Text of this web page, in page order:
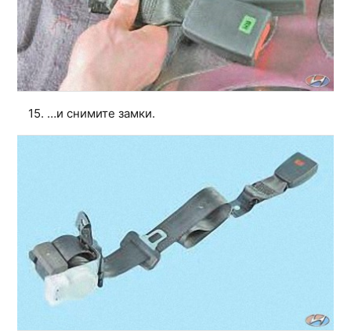
15. …и снимите замки.